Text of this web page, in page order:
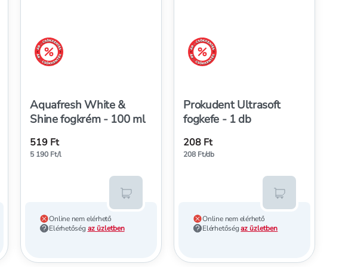
teszem
árréscsökkentés
Aquafresh White &
Shine fogkrém - 100 ml
519 Ft
5 190 Ft/l
Online nem elérhető
Elérhetőség az üzletben
Kosárba teszem
árréscsökkentés
Prokudent Ultrasoft
fogkefe - 1 db
208 Ft
208 Ft/db
Online nem elérhető
Elérhetőség az üzletben
Kosárba